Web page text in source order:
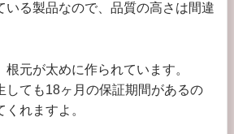
いる製品なので、品質の高さは間違
元が太めに作られています。
しても18ヶ月の保証期間があるの
れますよ。